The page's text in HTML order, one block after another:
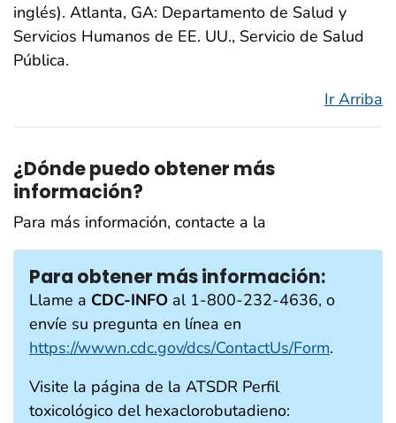
inglés). Atlanta, GA: Departamento de Salud y
Servicios Humanos de EE. UU., Servicio de Salud
Pública.
Ir Arriba
¿Dónde puedo obtener más
información?
Para más información, contacte a la
Para obtener más información:
Llame a CDC-INFO al 1-800-232-4636, o
envíe su pregunta en línea en
https://wwwn.cdc.gov/dcs/ContactUs/Form.
Visite la página de la ATSDR Perfil
toxicológico del hexaclorobutadieno: